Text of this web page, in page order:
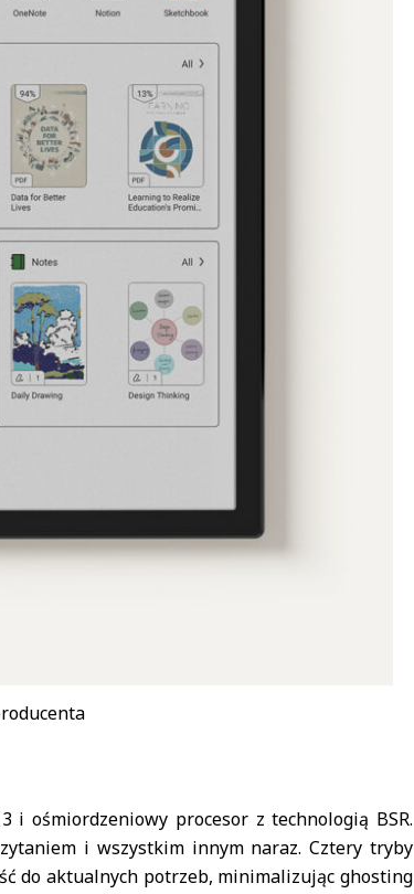
i ośmiordzeniowy procesor z technologią BSR.
i wszystkim innym naraz. Cztery tryby
do aktualnych potrzeb, minimalizując ghosting